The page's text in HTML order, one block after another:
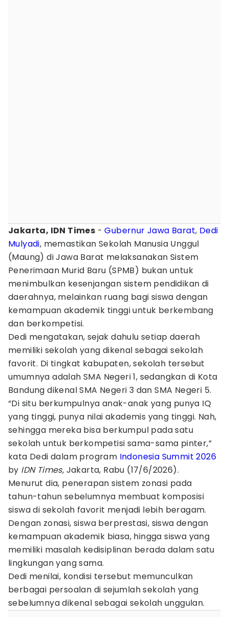
Jakarta, IDN Times -Gubernur Jawa Barat, Dedi
Mulyadi, memastikan Sekolah Manusia Unggul
(Maung) di Jawa Barat melaksanakan Sistem
Penerimaan Murid Baru (SPMB) bukan untuk
menimbulkan kesenjangan sistem pendidikan di
daerahnya, melainkan ruang bagi siswa dengan
kemampuan akademik tinggi untuk berkembang
dan berkompetisi.
Dedi mengatakan, sejak dahulu setiap daerah
memiliki sekolah yang dikenal sebagai sekolah
favorit. Di tingkat kabupaten, sekolah tersebut
umumnya adalah SMA Negeri 1, sedangkan di Kota
Bandung dikenal SMA Negeri 3 dan SMA Negeri 5.
“Di situ berkumpulnya anak-anak yang punya IQ
yang tinggi, punya nilai akademis yang tinggi. Nah,
sehingga mereka bisa berkumpul pada satu
sekolah untuk berkompetisi sama-sama pinter,”
kata Dedi dalam program Indonesia Summit 2026
by IDN Times, Jakarta, Rabu (17/6/2026).
Menurut dia, penerapan sistem zonasi pada
tahun-tahun sebelumnya membuat komposisi
siswa di sekolah favorit menjadi lebih beragam.
Dengan zonasi, siswa berprestasi, siswa dengan
kemampuan akademik biasa, hingga siswa yang
memiliki masalah kedisiplinan berada dalam satu
lingkungan yang sama.
Dedi menilai, kondisi tersebut memunculkan
berbagai persoalan di sejumlah sekolah yang
sebelumnya dikenal sebagai sekolah unggulan.